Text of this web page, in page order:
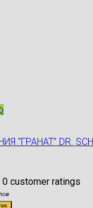
“ГРАНАТ” DR.
0 customer ratings